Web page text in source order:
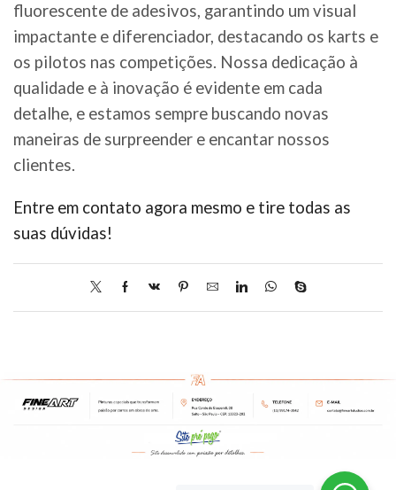
fluorescente de adesivos, garantindo um visual
impactante e diferenciador, destacando os karts e
os pilotos nas competições. Nossa dedicação à
qualidade e à inovação é evidente em cada
detalhe, e estamos sempre buscando novas
maneiras de surpreender e encantar nossos
clientes.
Entre em contato agora mesmo e tire todas as
suas dúvidas!